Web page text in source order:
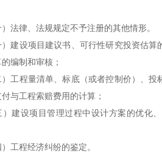
律、法规规定不予注册的其他情形。
设项目建议书、可行性研究投资估算
编制和审核；
程量清单、标底（或者控制价）、投
与工程索赔费用的计算；
设项目管理过程中设计方案的优化、
程经济纠纷的鉴定。